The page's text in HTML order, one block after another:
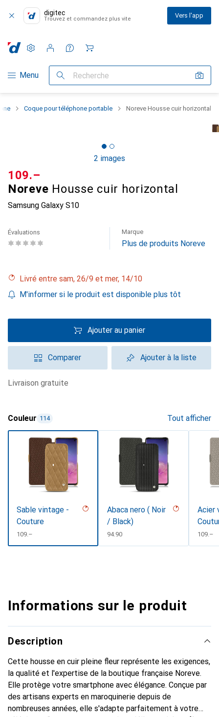
digitec
Trouvez et commandez plus vite Vers l'app
Navigation par catégorie
Menu Recherche
Paramètres
Compte client
Listes de comparaison
Listes d'envies
Panier
Coque pour téléphone portable Noreve Housse cuir horizontal
2 images
Noreve Housse cuir horizontal
Samsung Galaxy S10
CHF
109.–
Évaluations Marque
Plus de produits Noreve
Livré entre sam, 26/9 et mer, 14/10
M'informer si le produit est disponible plus tôt
Ajouter au panier
Comparer Ajouter à la liste
livraison gratuite
Couleur 114 Tout afficher
Sable vintage -
Couture
CHF
109.–
Abaca nero ( Noir
/ Black)
CHF
94.90
Acier
CHF
109.–
Informations sur le produit
Description
Cette housse en cuir pleine fleur représente les exigences,
la qualité et l'expertise de la boutique française Noreve.
Elle protège votre smartphone avec élégance. Conçue par
des artisans experts en maroquinerie depuis de
nombreuses années, elle s'adapte parfaitement à votre